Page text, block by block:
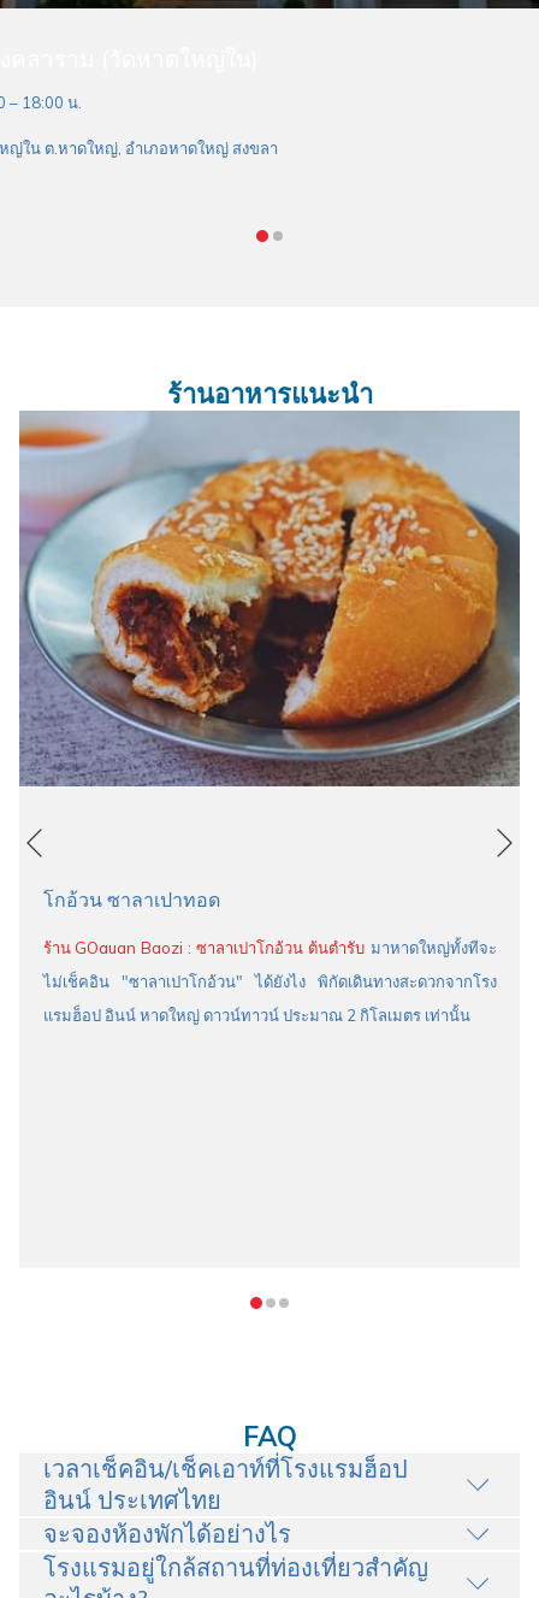
– 18:00 น.
ญ่ใน ต.หาดใหญ่, อำเภอหาดใหญ่ สงขลา
ร้านอาหารแนะนำ
หน้าที่แล้ว
โกอ้วน ซาลาเปาทอด
ร้าน GOauan Baozi : ซาลาเปาโกอ้วน ต้นตำรับ มาหาดใหญ่ทั้งทีจะ
ไม่เช็คอิน "ซาลาเปาโกอ้วน" ได้ยังไง พิกัดเดินทางสะดวกจากโรง
แรมฮ็อป อินน์ หาดใหญ่ ดาวน์ทาวน์ ประมาณ 2 กิโลเมตร เท่านั้น
FAQ
เวลาเช็คอิน/เช็คเอาท์ที่โรงแรมฮ็อป
อินน์ ประเทศไทย
จะจองห้องพักได้อย่างไร
โรงแรมอยู่ใกล้สถานที่ท่องเที่ยวสำคัญ